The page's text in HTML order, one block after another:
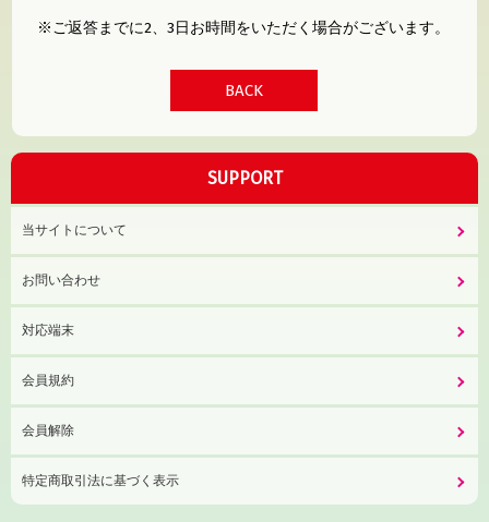
※ご返答までに2、3日お時間をいただく場合がございます。
BACK
SUPPORT
当サイトについて
お問い合わせ
対応端末
会員規約
会員解除
特定商取引法に基づく表示